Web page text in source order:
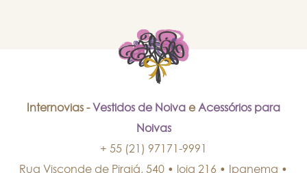
Internovias - Vestidos de Noiva e Acessórios para
Noivas
+ 55 (21) 97171-9991
Rua Visconde de Pirajá, 540 • loja 216 • Ipanema •